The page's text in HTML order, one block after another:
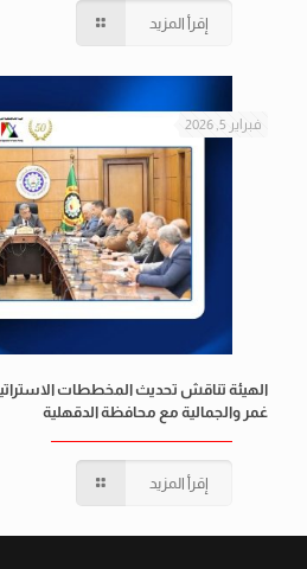
إقرأ المزيد
فبراير 5, 2026
الهيئة تناقش تحديث المخططات
غمر والجمالية مع محافظة الدقهلية
إقرأ المزيد